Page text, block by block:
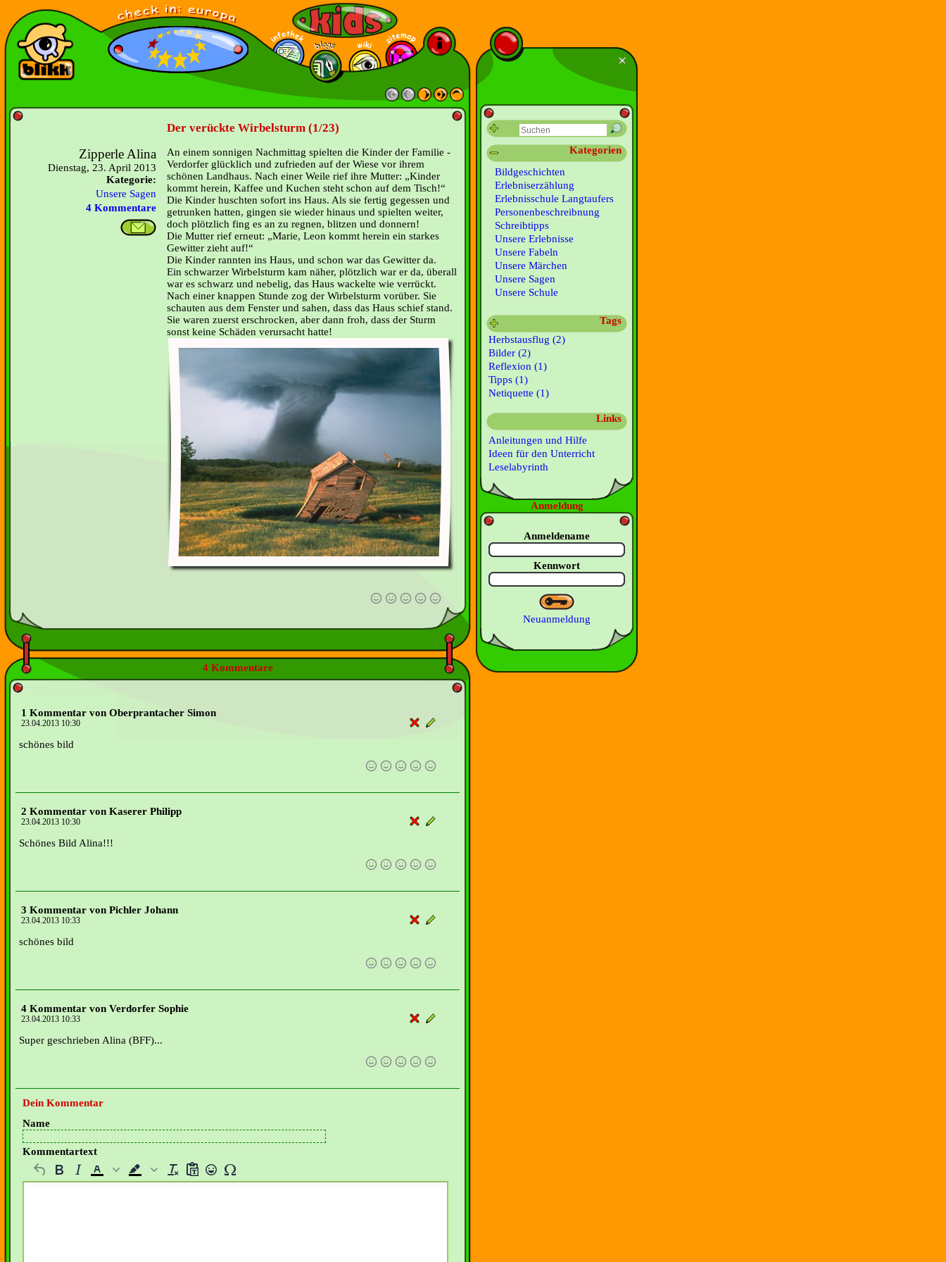
Der verückte Wirbelsturm (1/23)
Zipperle Alina
Dienstag, 23. April 2013
Kategorie:
Unsere Sagen
4 Kommentare
An einem sonnigen Nachmittag spielten die Kinder der Familie ­
Verdorfer glücklich und zufrieden auf der Wiese vor ihrem
schönen Landhaus. Nach einer Weile rief ihre Mutter: „Kinder
kommt herein, Kaffee und Kuchen steht schon auf dem Tisch!“
Die Kinder huschten sofort ins Haus. Als sie fertig gegessen und
getrunken hatten, gingen sie wieder hinaus und spielten weiter,
doch plötzlich fing es an zu regnen, blitzen und donnern!
Die Mutter rief erneut: „Marie, Leon kommt herein ein starkes
Gewitter zieht auf!“
Die Kinder rannten ins Haus, und schon war das Gewitter da.
Ein schwarzer Wirbelsturm kam näher, plötzlich war er da, überall
war es schwarz und nebelig, das Haus wackelte wie verrückt.
Nach einer knappen Stunde zog der Wirbelsturm vorüber. Sie
schauten aus dem Fenster und sahen, dass das Haus schief stand.
Sie waren zuerst erschrocken, aber dann froh, dass der Sturm
sonst keine Schäden verursacht hatte!
4 Kommentare
1 Kommentar von Oberprantacher Simon
23.04.2013 10:30
schönes bild
2 Kommentar von Kaserer Philipp
23.04.2013 10:30
Schönes Bild Alina!!!
3 Kommentar von Pichler Johann
23.04.2013 10:33
schönes bild
4 Kommentar von Verdorfer Sophie
23.04.2013 10:33
Super geschrieben Alina (BFF)...
Dein Kommentar
Name
Kommentartext
Kategorien
Bildgeschichten
Erlebniserzählung
Erlebnisschule Langtaufers
Personenbeschreibnung
Schreibtipps
Unsere Erlebnisse
Unsere Fabeln
Unsere Märchen
Unsere Sagen
Unsere Schule
Tags
Herbstausflug (2)
Bilder (2)
Reflexion (1)
Tipps (1)
Netiquette (1)
Links
Anleitungen und Hilfe
Ideen für den Unterricht
Leselabyrinth
Anmeldung
Anmeldename
Kennwort
Neuanmeldung